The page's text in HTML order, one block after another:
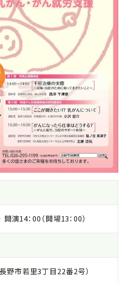
演14：00（開場13：00）
野市若里3丁目22番2号）